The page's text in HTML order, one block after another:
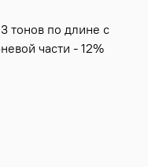
тонов по длине с
части - 12%